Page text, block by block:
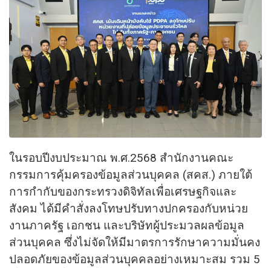
ในรอบปีงบประมาณ พ.ศ.2568 สำนักงานคณะ
กรรมการคุ้มครองข้อมูลส่วนบุคคล (สคส.) ภายใต้
การกำกับของกระทรวงดิจิทัลเพื่อเศรษฐกิจและ
สังคม ได้มีคำสั่งลงโทษปรับทางปกครองกับหน่วย
งานภาครัฐ เอกชน และบริษัทผู้ประมวลผลข้อมูล
ส่วนบุคคล ซึ่งไม่จัดให้มีมาตรการรักษาความมั่นคง
ปลอดภัยของข้อมูลส่วนบุคคลอย่างเหมาะสม รวม 5